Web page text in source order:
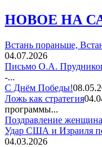
НОВОЕ НА
Встань пораньше,
04.07.2026
Письмо О.А.
-...
С Днём Победы!
Ложь как стратегия
программы...
Поздравление
Удар США и Израиля
04.03.2026